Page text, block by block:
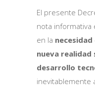
El presente
nota
en la
nueva realidad
desarrollo
inevitablemente